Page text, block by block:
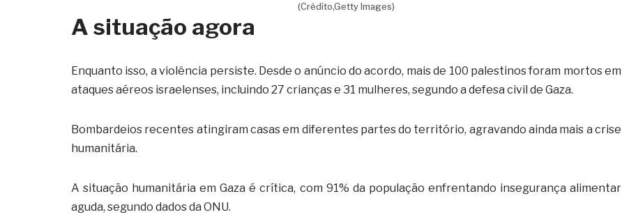
(Crédito,Getty Images)
A situação agora
Enquanto isso, a violência persiste. Desde o anúncio do acordo, mais de 100 palestinos foram mortos em
ataques aéreos israelenses, incluindo 27 crianças e 31 mulheres, segundo a defesa civil de Gaza.
Bombardeios recentes atingiram casas em diferentes partes do território, agravando ainda mais a crise
humanitária.
A situação humanitária em Gaza é crítica, com 91% da população enfrentando insegurança alimentar
aguda, segundo dados da ONU.